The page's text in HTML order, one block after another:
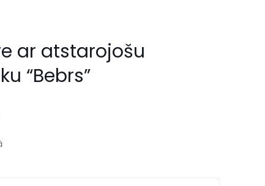
ar atstarojošu
“Bebrs”